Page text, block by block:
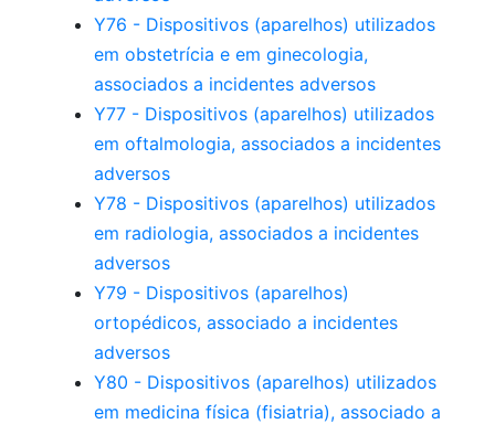
Y76 - Dispositivos (aparelhos) utilizados
em obstetrícia e em ginecologia,
associados a incidentes adversos
Y77 - Dispositivos (aparelhos) utilizados
em oftalmologia, associados a incidentes
adversos
Y78 - Dispositivos (aparelhos) utilizados
em radiologia, associados a incidentes
adversos
Y79 - Dispositivos (aparelhos)
ortopédicos, associado a incidentes
adversos
Y80 - Dispositivos (aparelhos) utilizados
em medicina física (fisiatria), associado a